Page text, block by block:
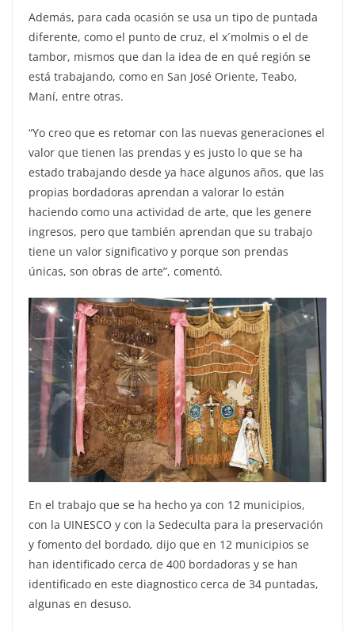
Además, para cada ocasión se usa un tipo de puntada
diferente, como el punto de cruz, el x´molmis o el de
tambor, mismos que dan la idea de en qué región se
está trabajando, como en San José Oriente, Teabo,
Maní, entre otras.
“Yo creo que es retomar con las nuevas generaciones el
valor que tienen las prendas y es justo lo que se ha
estado trabajando desde ya hace algunos años, que las
propias bordadoras aprendan a valorar lo están
haciendo como una actividad de arte, que les genere
ingresos, pero que también aprendan que su trabajo
tiene un valor significativo y porque son prendas
únicas, son obras de arte”, comentó.
En el trabajo que se ha hecho ya con 12 municipios,
con la UINESCO y con la Sedeculta para la preservación
y fomento del bordado, dijo que en 12 municipios se
han identificado cerca de 400 bordadoras y se han
identificado en este diagnostico cerca de 34 puntadas,
algunas en desuso.